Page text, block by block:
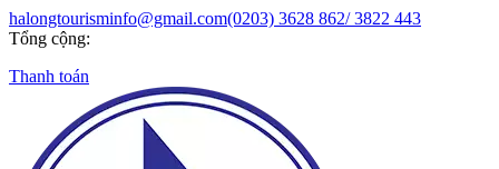
halongtourisminfo@gmail.com(0203) 3628 862/ 3822 443
Tổng cộng:
Thanh toán